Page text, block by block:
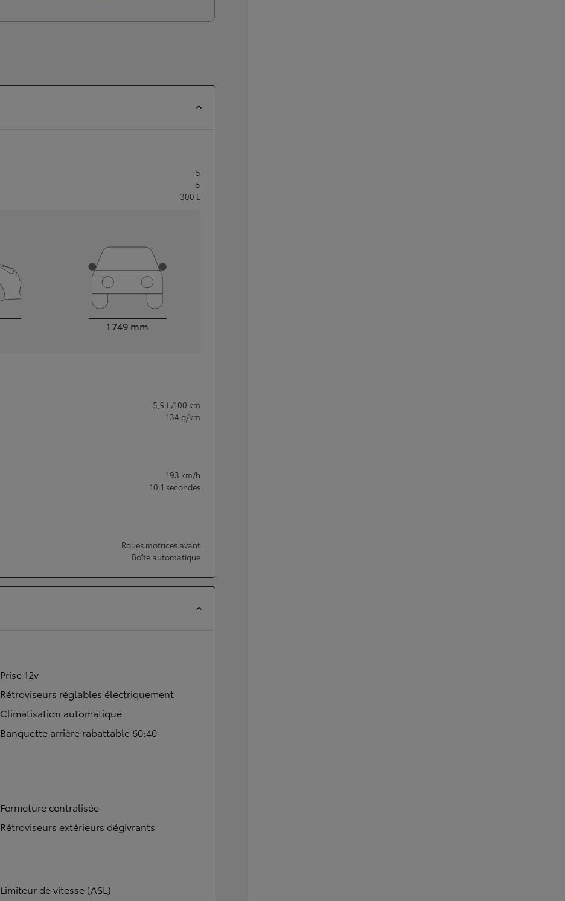
5
5
300 L
1 749 mm
5,9 L/100 km
134 g/km
193 km/h
10,1 secondes
Roues motrices avant
Boîte automatique
Prise 12v
Rétroviseurs réglables électriquement
Climatisation automatique
Banquette arrière rabattable 60:40
Fermeture centralisée
Rétroviseurs extérieurs dégivrants
Limiteur de vitesse (ASL)